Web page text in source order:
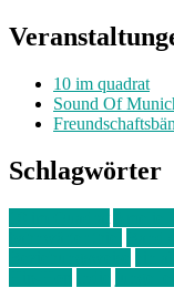
10 im quadrat
Sound Of
Schlagwörter